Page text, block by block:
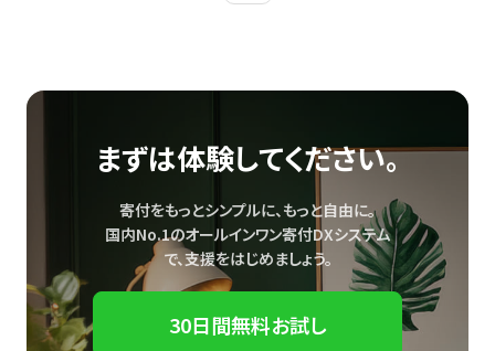
まずは体験してください。
寄付をもっとシンプルに、もっと自由に。
国内No.1のオールインワン寄付DXシステム
で、支援をはじめましょう。
30日間無料お試し